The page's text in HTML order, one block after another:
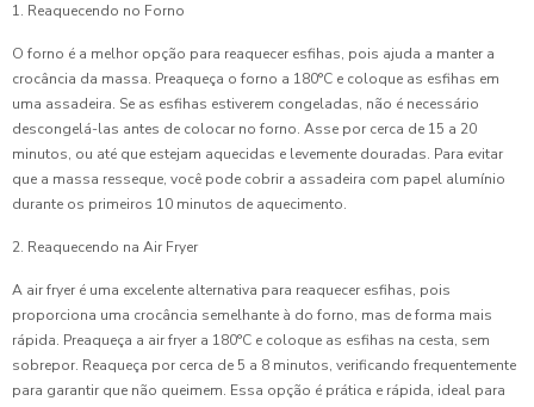
1. Reaquecendo no Forno
O forno é a melhor opção para reaquecer esfihas, pois ajuda a manter a
crocância da massa. Preaqueça o forno a 180°C e coloque as esfihas em
uma assadeira. Se as esfihas estiverem congeladas, não é necessário
descongelá-las antes de colocar no forno. Asse por cerca de 15 a 20
minutos, ou até que estejam aquecidas e levemente douradas. Para evitar
que a massa resseque, você pode cobrir a assadeira com papel alumínio
durante os primeiros 10 minutos de aquecimento.
2. Reaquecendo na Air Fryer
A air fryer é uma excelente alternativa para reaquecer esfihas, pois
proporciona uma crocância semelhante à do forno, mas de forma mais
rápida. Preaqueça a air fryer a 180°C e coloque as esfihas na cesta, sem
sobrepor. Reaqueça por cerca de 5 a 8 minutos, verificando frequentemente
para garantir que não queimem. Essa opção é prática e rápida, ideal para